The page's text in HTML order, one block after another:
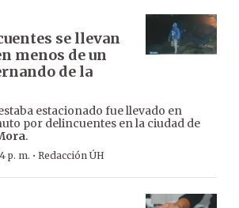
se llevan
menos de un
de la
estacionado fue llevado en
por delincuentes en la ciudad de
.
p. m. · Redacción ÚH